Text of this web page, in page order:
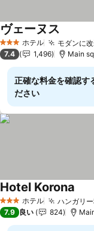
3 ホテルのランク
ホテル モダンに
ヴェーヌス
7.4 1,496 Main
正確な料金を確認す
ださい
3 ホテルのランク
ホテル ハンガリ
Hotel Korona
7.9 良い 824